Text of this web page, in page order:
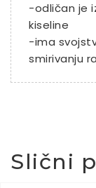
-odličan je
kiseline
-ima
smirivanju
Slični